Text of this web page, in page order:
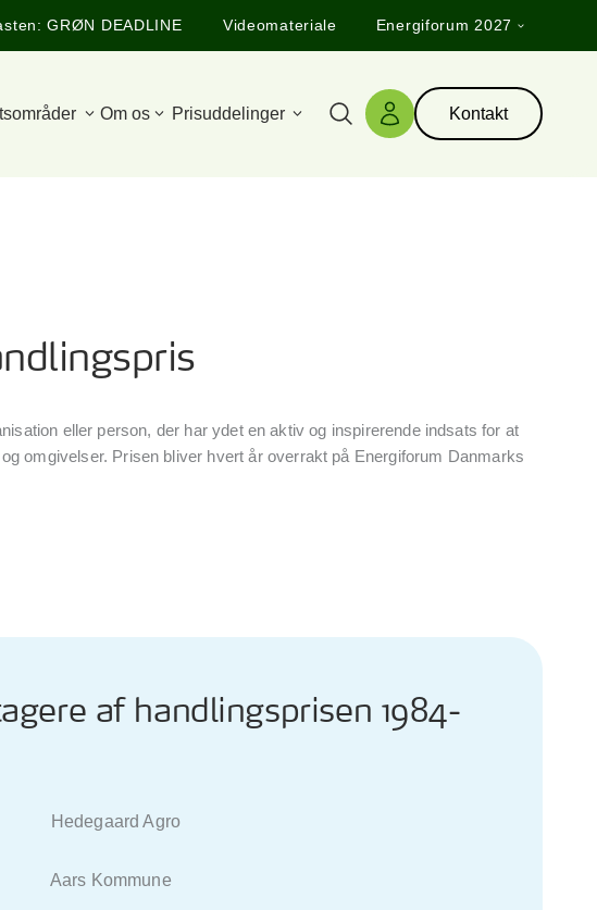
GRØN DEADLINE Videomateriale Energiforum 2027
Om os Prisuddelinger
Søg Log ind
Kontakt
eller person, der har ydet en aktiv og inspirerende indsats for at
omgivelser. Prisen bliver hvert år overrakt på Energiforum Danmarks
af handlingsprisen 1984-
Agro
Kommune